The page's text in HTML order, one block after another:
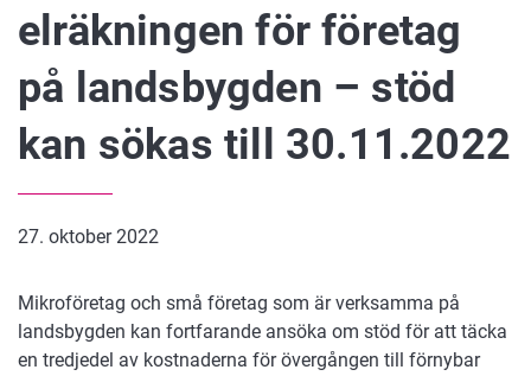
elräkningen för företag
på landsbygden – stöd
kan sökas till 30.11.2022
27. oktober 2022
Mikroföretag och små företag som är verksamma på
landsbygden kan fortfarande ansöka om stöd för att täcka
en tredjedel av kostnaderna för övergången till förnybar